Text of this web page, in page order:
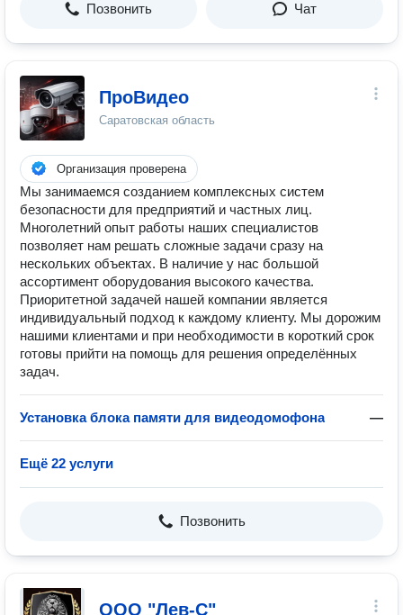
Позвонить Чат
ПроВидео
Саратовская область
Организация проверена
Мы занимаемся созданием комплексных систем
безопасности для предприятий и частных лиц.
Многолетний опыт работы наших специалистов
позволяет нам решать сложные задачи сразу на
нескольких объектах. В наличие у нас большой
ассортимент оборудования высокого качества.
Приоритетной задачей нашей компании является
индивидуальный подход к каждому клиенту. Мы дорожим
нашими клиентами и при необходимости в короткий срок
готовы прийти на помощь для решения определённых
задач.
Установка блока памяти для видеодомофона —
Ещё 22 услуги
Позвонить
ООО "Лев-С"